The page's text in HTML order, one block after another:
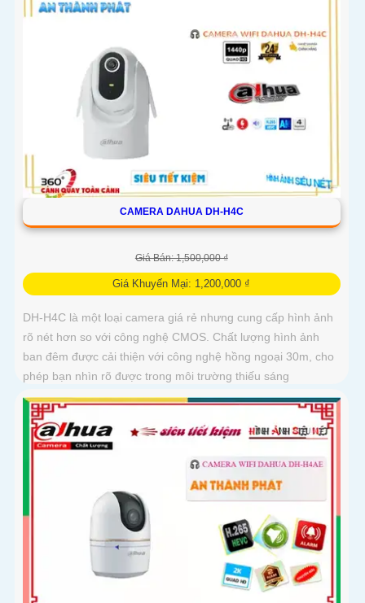
CAMERA DAHUA DH-H4C
Giá Bán: 1,500,000 ₫
Giá Khuyến Mại: 1,200,000 ₫
DH-H4C là một loại camera giá rẻ nhưng cung cấp hình ảnh
rõ nét hơn so với công nghệ CMOS. Chất lượng hình ảnh
ban đêm được cải thiện với công nghệ hồng ngoại 30m, cho
phép bạn nhìn rõ được trong môi trường thiếu sáng